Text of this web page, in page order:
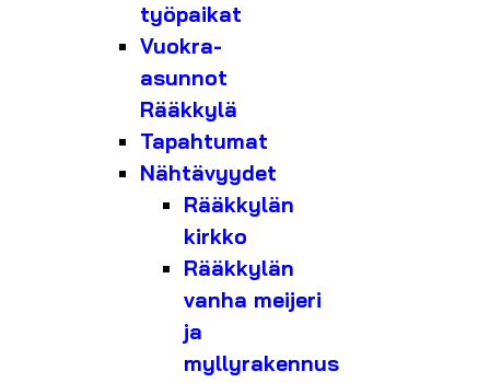
työpaikat
Vuokra-
asunnot
Rääkkylä
Tapahtumat
Nähtävyydet
Rääkkylän
kirkko
Rääkkylän
vanha meijeri
ja
myllyrakennus